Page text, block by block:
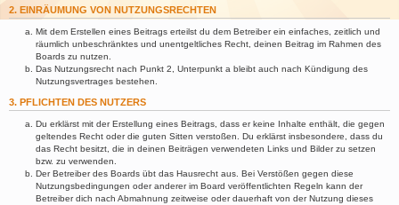
2. EINRÄUMUNG VON NUTZUNGSRECHTEN
Mit dem Erstellen eines Beitrags erteilst du dem Betreiber ein einfaches, zeitlich und
räumlich unbeschränktes und unentgeltliches Recht, deinen Beitrag im Rahmen des
Boards zu nutzen.
Das Nutzungsrecht nach Punkt 2, Unterpunkt a bleibt auch nach Kündigung des
Nutzungsvertrages bestehen.
3. PFLICHTEN DES NUTZERS
Du erklärst mit der Erstellung eines Beitrags, dass er keine Inhalte enthält, die gegen
geltendes Recht oder die guten Sitten verstoßen. Du erklärst insbesondere, dass du
das Recht besitzt, die in deinen Beiträgen verwendeten Links und Bilder zu setzen
bzw. zu verwenden.
Der Betreiber des Boards übt das Hausrecht aus. Bei Verstößen gegen diese
Nutzungsbedingungen oder anderer im Board veröffentlichten Regeln kann der
Betreiber dich nach Abmahnung zeitweise oder dauerhaft von der Nutzung dieses